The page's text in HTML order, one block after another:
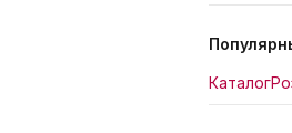
Каталог